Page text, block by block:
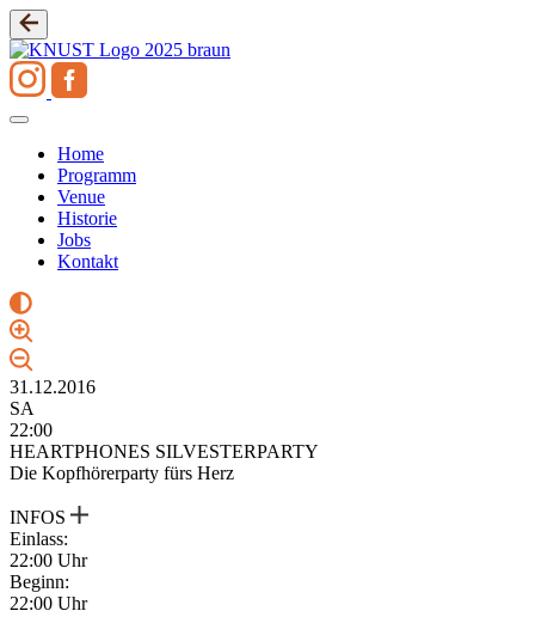
Zum
Inhalt
springen
Home
Programm
Venue
Historie
Jobs
Kontakt
31.12.2016
SA
22:00
HEARTPHONES SILVESTERPARTY
Die Kopfhörerparty fürs Herz
INFOS
Einlass:
22:00 Uhr
Beginn:
22:00 Uhr